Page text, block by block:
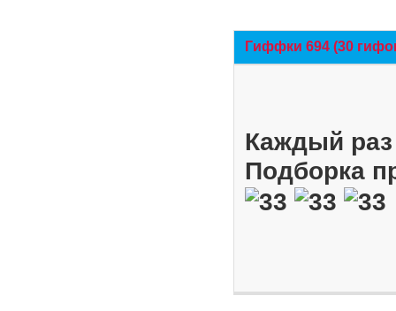
Гиффки 694 (30
Каждый
Подборка